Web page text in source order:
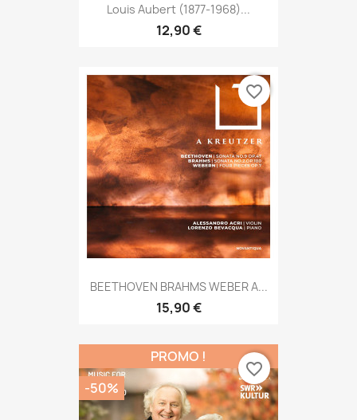
Louis Aubert (1877-1968)...
12,90 €
BEETHOVEN BRAHMS WEBER A...
15,90 €
favorite_border
PROMO !
-50%
favorite_border